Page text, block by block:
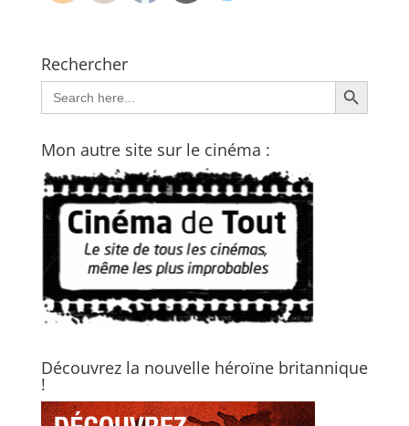
Rechercher
Search
for:
Search Button
Mon autre site sur le cinéma :
Découvrez la nouvelle héroïne britannique
!